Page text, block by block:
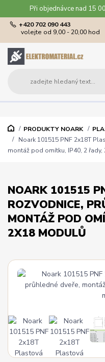
Při objednávce nad 15
+420 702 090 443
volejte od 9,00 - 20,00 hod
PRODUKTY NOARK
Noark 101515 PNF 2x18T
montáž pod omítku, IP40, 2
NOARK 101515
ROZVODNICE,
MONTÁŽ POD
2X18 MODULŮ